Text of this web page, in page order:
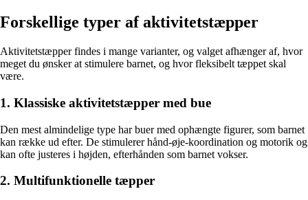
Forskellige typer af aktivitetstæpper
Aktivitetstæpper findes i mange varianter, og valget afhænger af, hvor
meget du ønsker at stimulere barnet, og hvor fleksibelt tæppet skal
være.
1. Klassiske aktivitetstæpper med bue
Den mest almindelige type har buer med ophængte figurer, som barnet
kan række ud efter. De stimulerer hånd-øje-koordination og motorik og
kan ofte justeres i højden, efterhånden som barnet vokser.
2. Multifunktionelle tæpper